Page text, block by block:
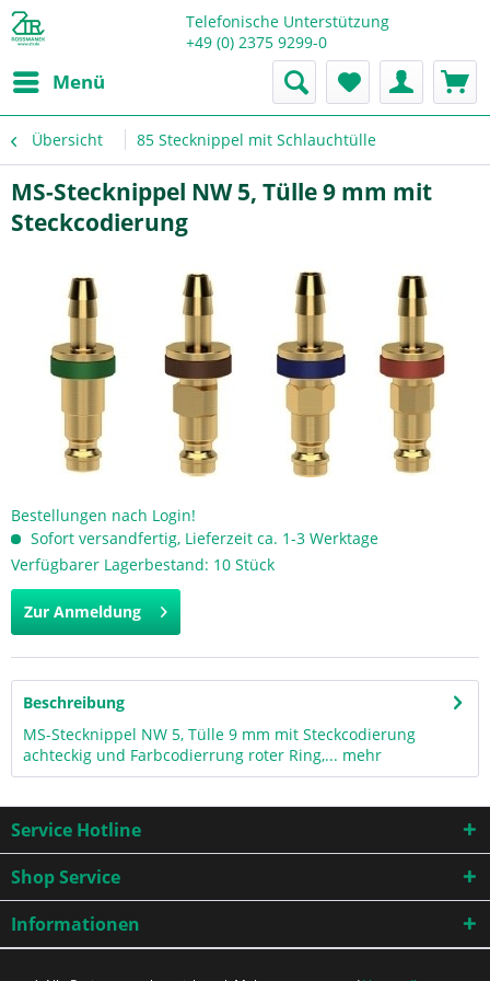
Telefonische Unterstützung
+49 (0) 2375 9299-0
Menü
Übersicht 85 Stecknippel mit Schlauchtülle
MS-Stecknippel NW 5, Tülle 9 mm mit
Steckcodierung
Bestellungen nach Login!
Sofort versandfertig, Lieferzeit ca. 1-3 Werktage
Verfügbarer Lagerbestand: 10 Stück
Zur Anmeldung
Beschreibung
MS-Stecknippel NW 5, Tülle 9 mm mit Steckcodierung
achteckig und Farbcodierrung roter Ring,... mehr
Service Hotline
Shop Service
Informationen